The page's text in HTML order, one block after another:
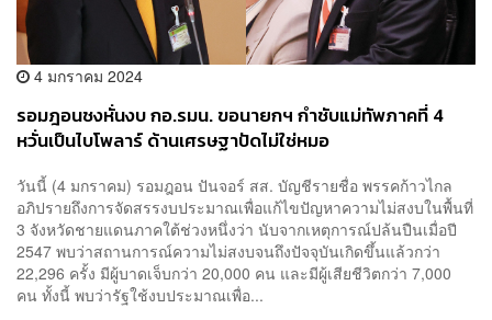
4 มกราคม 2024
รอมฎอนชงหั่นงบ กอ.รมน. ขอนายกฯ กำชับแม่ทัพภาคที่ 4
หวั่นเป็นไบโพลาร์ ด้านเศรษฐาปัดไม่ใช่หมอ
วันนี้ (4 มกราคม) รอมฎอน ปันจอร์ สส. บัญชีรายชื่อ พรรคก้าวไกล
อภิปรายถึงการจัดสรรงบประมาณเพื่อแก้ไขปัญหาความไม่สงบในพื้นที่
3 จังหวัดชายแดนภาคใต้ช่วงหนึ่งว่า นับจากเหตุการณ์ปล้นปืนเมื่อปี
2547 พบว่าสถานการณ์ความไม่สงบจนถึงปัจจุบันเกิดขึ้นแล้วกว่า
22,296 ครั้ง มีผู้บาดเจ็บกว่า 20,000 คน และมีผู้เสียชีวิตกว่า 7,000
คน ทั้งนี้ พบว่ารัฐใช้งบประมาณเพื่อ...